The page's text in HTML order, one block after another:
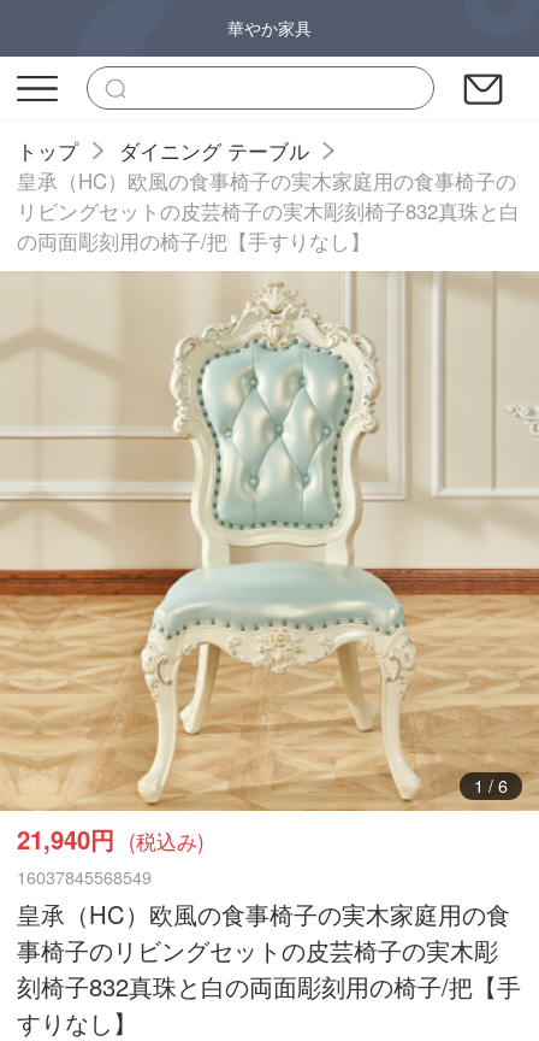
華やか家具
トップ
ダイニング テーブル
皇承（HC）欧風の食事椅子の実木家庭用の食事椅子の
リビングセットの皮芸椅子の実木彫刻椅子832真珠と白
の両面彫刻用の椅子/把【手すりなし】
1 / 6
21,940円 (税込み)
16037845568549
皇承（HC）欧風の食事椅子の実木家庭用の食
事椅子のリビングセットの皮芸椅子の実木彫
刻椅子832真珠と白の両面彫刻用の椅子/把【手
すりなし】